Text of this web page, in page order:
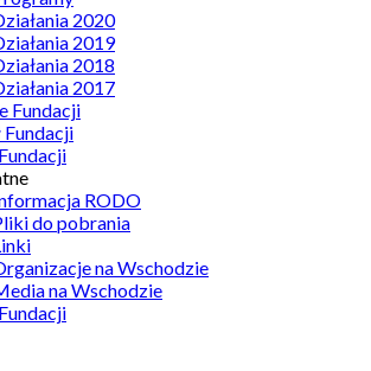
2020
2019
2018
2017
Fundacji
Fundacji
RODO
do pobrania
na Wschodzie
na Wschodzie